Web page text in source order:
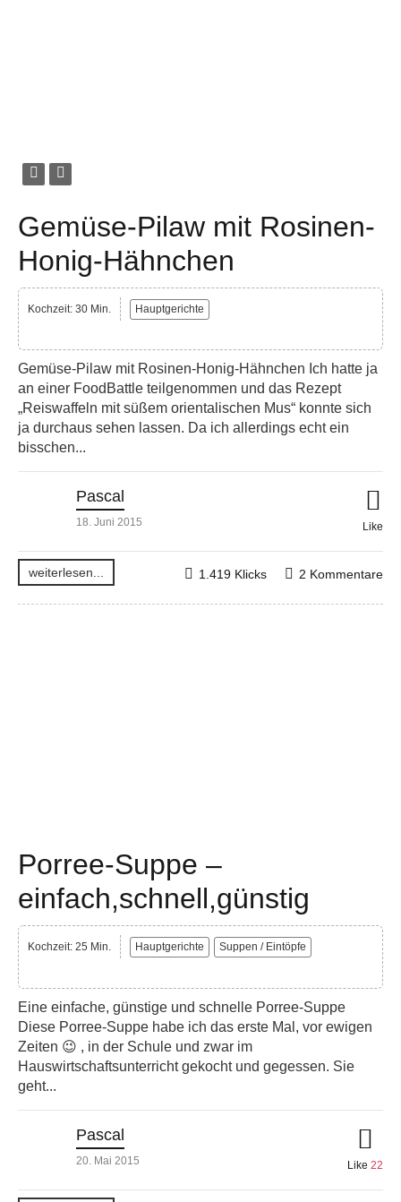
Gemüse-Pilaw mit Rosinen-
Honig-Hähnchen
Kochzeit: 30 Min. Hauptgerichte
Gemüse-Pilaw mit Rosinen-Honig-Hähnchen Ich hatte ja
an einer FoodBattle teilgenommen und das Rezept
„Reiswaffeln mit süßem orientalischen Mus“ konnte sich
ja durchaus sehen lassen. Da ich allerdings echt ein
bisschen...
Pascal
18. Juni 2015 Like
weiterlesen... 2 Kommentare
1.419 Klicks
Porree-Suppe –
einfach,schnell,günstig
Kochzeit: 25 Min. Hauptgerichte Suppen / Eintöpfe
Eine einfache, günstige und schnelle Porree-Suppe
Diese Porree-Suppe habe ich das erste Mal, vor ewigen
Zeiten 😉 , in der Schule und zwar im
Hauswirtschaftsunterricht gekocht und gegessen. Sie
geht...
Pascal
20. Mai 2015 Like 22